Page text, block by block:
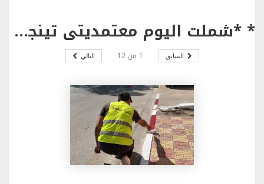
* *شملت اليوم معتمديتي تينجة ومنزل بورقيبة: *تواصل حملات النظافة المشتركة بمختلف مناطق الولاية .
السابق 1 من12 التالي